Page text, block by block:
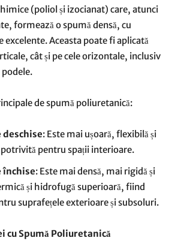
(poliol și izocianat) care, atunci
formează o spumă densă, cu
excelente. Aceasta poate fi aplicată
cât și pe cele orizontale, inclusiv
podele.
de spumă poliuretanică:
deschise: Este mai ușoară, flexibilă și
pentru spații interioare.
închise: Este mai densă, mai rigidă și
și hidrofugă superioară, fiind
suprafețele exterioare și subsoluri.
cu Spumă Poliuretanică